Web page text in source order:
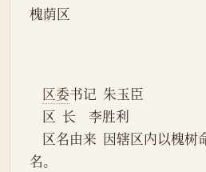
槐荫区
区委书记  朱玉臣
    区  长    李胜利
名。